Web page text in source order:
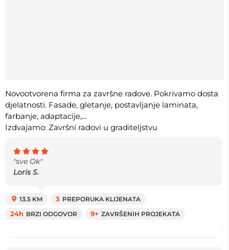
Novootvorena firma za završne radove. Pokrivamo dosta
djelatnosti. Fasade, gletanje, postavljanje laminata,
farbanje, adaptacije,...
Izdvajamo: Završni radovi u graditeljstvu
"sve Ok"
Loris S.
13.5 KM 3 PREPORUKA KLIJENATA
24h BRZI ODGOVOR 9+ ZAVRŠENIH PROJEKATA